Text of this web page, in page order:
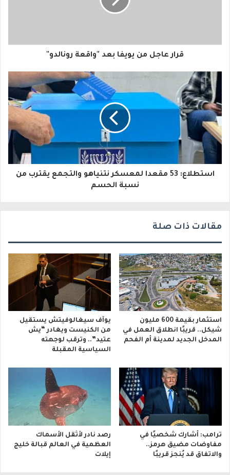
ا
ل
ك
ت
قرار عاجل من يويفا بعد "واقعة رونالدو"
استطلاع: 53 مقعدا لمعسكر نتنياهو والتجمع يقترب من
نسبة الحسم
مقالات ذات صلة
استثمار بقيمة 600 مليون
شيكل.. قريبًا انطلاق العمل في
المدخل الجديد لمدينة أم الفحم
يوآف سيغالوفيتش يستقيل
من الكنيست ويغادر “يش
عتيد”.. وترقب لوجهته
السياسية المقبلة
ترامب: أشارك شخصيًا في
مفاوضات مضيق هرمز..
والاتفاق قد يُنجز قريبًا
رصد نادر لأثقل الأسماك
العظمية في العالم قبالة خليج
إيلات